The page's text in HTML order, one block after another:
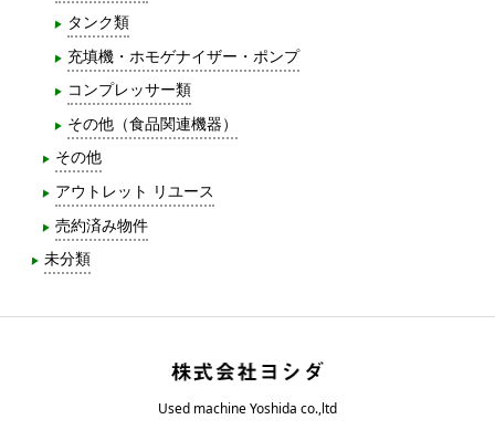
タンク類
充填機・ホモゲナイザー・ポンプ
コンプレッサー類
その他（食品関連機器）
その他
アウトレット リユース
売約済み物件
未分類
Used machine Yoshida co.,ltd